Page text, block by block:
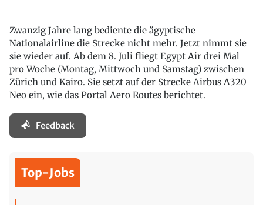
Zwanzig Jahre lang bediente die ägyptische
Nationalairline die Strecke nicht mehr. Jetzt nimmt sie
sie wieder auf. Ab dem 8. Juli fliegt Egypt Air drei Mal
pro Woche (Montag, Mittwoch und Samstag) zwischen
Zürich und Kairo. Sie setzt auf der Strecke Airbus A320
Neo ein, wie das Portal Aero Routes berichtet.
Feedback
Top-Jobs